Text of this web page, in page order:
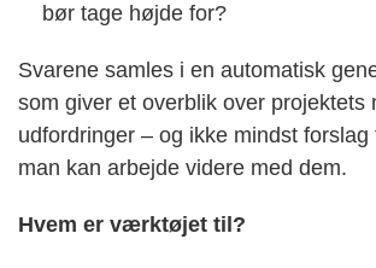
bør tage højde for?
Svarene samles i en automatisk
som giver et overblik over projektets
udfordringer – og ikke mindst forslag
man kan arbejde videre med dem.
Hvem er værktøjet til?